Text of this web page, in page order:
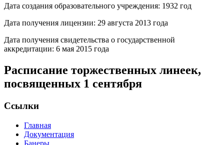
Дата создания образовательного учреждения: 1932 год
Дата получения лицензии: 29 августа 2013 года
Дата получения свидетельства о государственной
аккредитации: 6 мая 2015 года
Расписание торжественных линеек,
посвященных 1 сентября
Ссылки
Главная
Документация
Банеры